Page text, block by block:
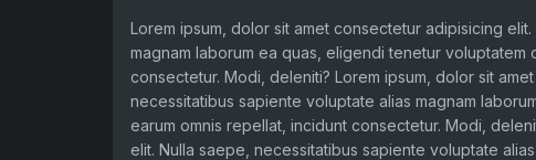
Lorem ipsum, dolor sit amet consectetur adipisicing
magnam laborum ea quas, eligendi tenetur
consectetur. Modi, deleniti? Lorem ipsum, dolor sit
necessitatibus sapiente voluptate alias magnam
earum omnis repellat, incidunt consectetur. Modi,
elit. Nulla saepe, necessitatibus sapiente voluptate